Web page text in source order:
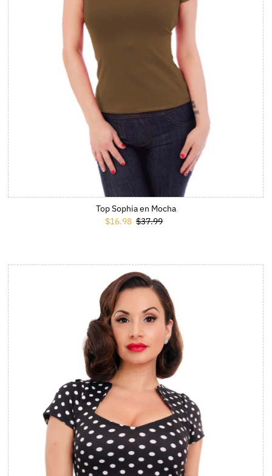
Top Sophia en Mocha
Prix soldé
$16.98 Prix ordinaire
$37.99